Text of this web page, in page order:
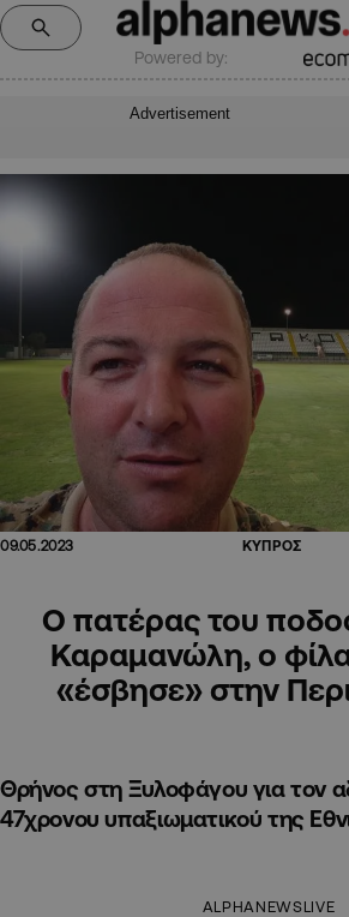
Powered by:
Advertisement
09.05.2023 ΚΥΠΡΟΣ
Ο πατέρας του
Καραμανώλη, ο
«έσβησε» στην
Θρήνος στη Ξυλοφάγου για τον
47χρονου υπαξιωματικού της
ALPHANEWSLIVE